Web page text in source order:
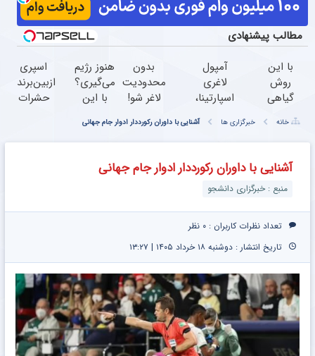
مطالب پیشنهادی
با این
روش
گیاهی
شو و
دور
رژیم و
ورزش
رو
بکش
آمپول
لاغری
اسپارتینا،
ا میلیون
تومان
ارزان‌تر از
همه‌جا!
بدون
محدودیت
لاغر شو!
سایز همزمان
با
چربیسوزگیاهی
لینک خرید
هنوز رژیم
می‌گیری؟
با این
گیاهی
بدون
رژیم لاغر
شو
اسپری
ازبین‌برنده
حشرات
پیشرفته،
خانه خبرگزاری ها آشنایی با داوران رکورددار ادوار جام جهانی
آشنایی با داوران رکورددار ادوار جام جهانی
منبع : خبرگزاری دانشجو
تعداد نظرات کاربران : ۰ نظر
تاریخ انتشار : دوشنبه ۱۸ خرداد ۱۴۰۵ | ۱۳:۲۷